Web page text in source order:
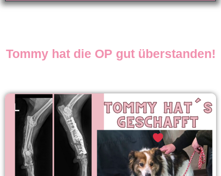
Tommy hat die OP gut überstanden!